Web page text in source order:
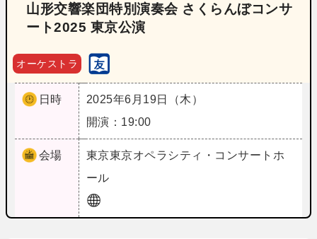
山形交響楽団特別演奏会 さくらんぼコンサ
ート2025 東京公演
オーケストラ
日時
2025年6月19日（木）
開演：19:00
会場 東京東京オペラシティ・コンサートホ
ール